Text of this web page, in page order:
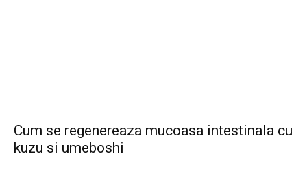
Cum se regenereaza mucoasa intestinala cu
kuzu si umeboshi